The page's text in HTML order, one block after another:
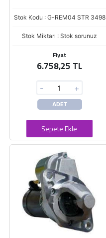
Stok Kodu : G-REM04 STR 3498
Stok Miktarı : Stok sorunuz
Fiyat
6.758,25 TL
- +
ADET
Sepete Ekle